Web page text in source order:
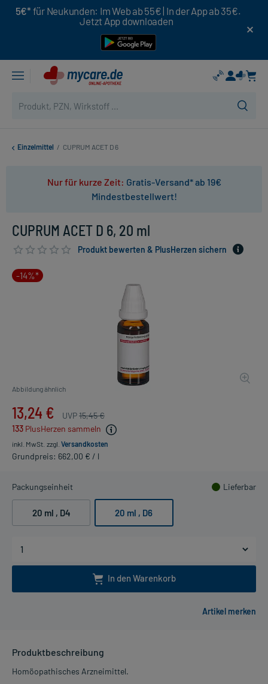
5€* für Neukunden: Im Web ab 55€ | In der App ab 35€.
Jetzt App downloaden
Einzelmittel / CUPRUM ACET D 6
Nur für kurze Zeit: Gratis-Versand* ab 19€
Mindestbestellwert!
CUPRUM ACET D 6, 20 ml
Produkt bewerten & PlusHerzen sichern
-14%*
Abbildung ähnlich
13,24 € UVP15,45 €
133 PlusHerzen sammeln
inkl. MwSt. zzgl. Versandkosten
Grundpreis: 662,00 € / l
Packungseinheit Lieferbar
20 ml , D4 20 ml , D6
In den Warenkorb
Produktbeschreibung
Homöopathisches Arzneimittel.